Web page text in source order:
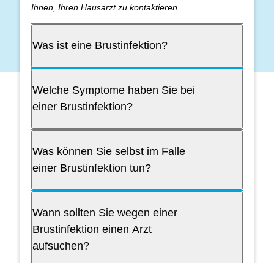
Ihnen, Ihren Hausarzt zu kontaktieren.
Was ist eine Brustinfektion?
Welche Symptome haben Sie bei
einer Brustinfektion?
Was können Sie selbst im Falle
einer Brustinfektion tun?
Wann sollten Sie wegen einer
Brustinfektion einen Arzt
aufsuchen?